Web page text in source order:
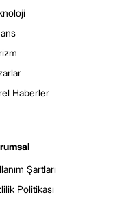
Haberler
Şartları
Politikası